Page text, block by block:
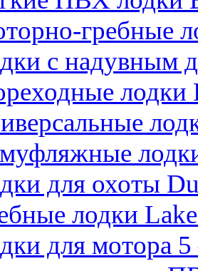
гребные
с надувным
лодки
для охоты
лодки
для мотора